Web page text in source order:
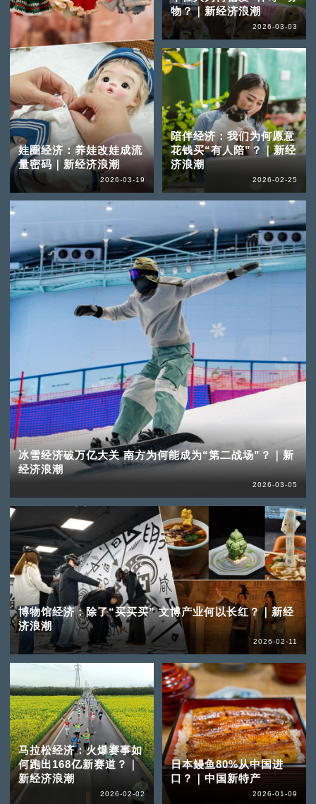
娃圈经济：养娃改娃成流
量密码｜新经济浪潮
2026-03-19
冰雪经济破万亿大关 南方为何能成为“第二战场”？｜新
经济浪潮
2026-03-05
物？｜新经济浪潮
2026-03-03
陪伴经济：我们为何愿意
花钱买“有人陪”？｜新经
济浪潮
2026-02-25
博物馆经济：除了“买买买” 文博产业何以长红？｜新经
济浪潮
2026-02-11
马拉松经济：火爆赛事如
何跑出168亿新赛道？｜
新经济浪潮
2026-02-02
日本鳗鱼80%从中国进
口？｜中国新特产
2026-01-09